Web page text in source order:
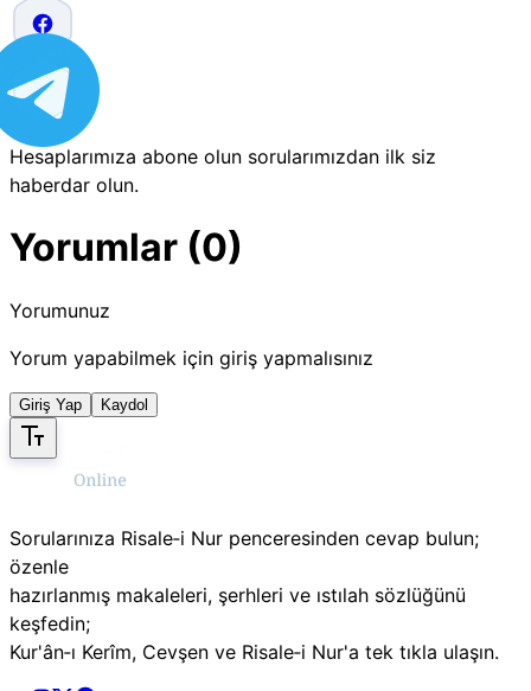
Hesaplarımıza abone olun sorularımızdan ilk siz
haberdar olun.
Yorumlar (0)
Yorumunuz
Yorum yapabilmek için giriş yapmalısınız
Giriş Yap Kaydol
Sorularınıza Risale‑i Nur penceresinden cevap bulun;
özenle
hazırlanmış makaleleri, şerhleri ve ıstılah sözlüğünü
keşfedin;
Kur'ân‑ı Kerîm, Cevşen ve Risale‑i Nur'a tek tıkla ulaşın.